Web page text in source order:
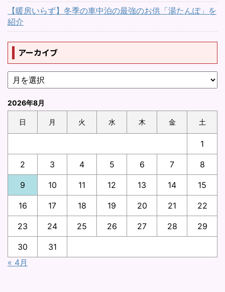
【暖房いらず】冬季の車中泊の最強のお供「湯たんぽ」を
紹介
アーカイブ
2026年8月
日 月 火 水 木 金 土
1
2 3 4 5 6 7 8
9 10 11 12 13 14 15
16 17 18 19 20 21 22
23 24 25 26 27 28 29
30
31
« 4月